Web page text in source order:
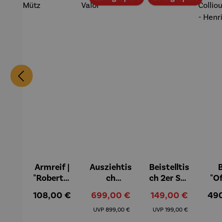
Armreif |
"Roberta"
Mütz
Regulärer Preis:
108,00 €
Ausziehtis
ch
m – Valor
Verkaufspreis:
699,00 €
UVP Regulärer Preis:
899,00 €
Beistelltis
ch 2er Set
Verkaufspreis:
149,00 €
UVP Regulärer Preis:
199,00 €